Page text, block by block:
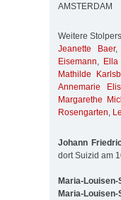
AMSTERDAM
Weitere
Jeanette Baer,
Eisemann, Ella
Mathilde
Annemarie
Margarethe
Rosengarten,
Johann
dort Suizid am
Maria-Louisen-
Maria-Louisen-